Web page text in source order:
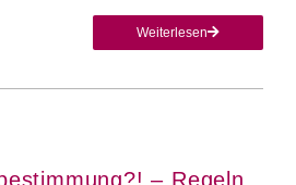
Weiterlesen
– Regeln